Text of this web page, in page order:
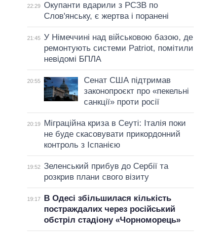
22:29 Окупанти вдарили з РСЗВ по
Слов'янську, є жертва і поранені
21:45 У Німеччині над військовою базою, де
ремонтують системи Patriot, помітили
невідомі БПЛА
20:55
Сенат США підтримав
законопроєкт про «пекельні
санкції» проти росії
20:19
Міграційна криза в Сеуті: Італія поки
не буде скасовувати прикордонний
контроль з Іспанією
19:52 Зеленський прибув до Сербії та
розкрив плани свого візиту
19:17
В Одесі збільшилася кількість
постраждалих через російський
обстріл стадіону «Чорноморець»